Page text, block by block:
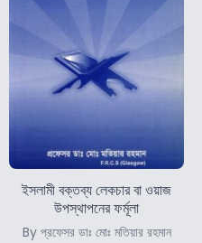
ইসলামী বক্তব্য লেকচার বা ওয়াজ
উপস্থাপনের ফর্মূলা
By প্রফেসর ডাঃ মোঃ মতিয়ার রহমান